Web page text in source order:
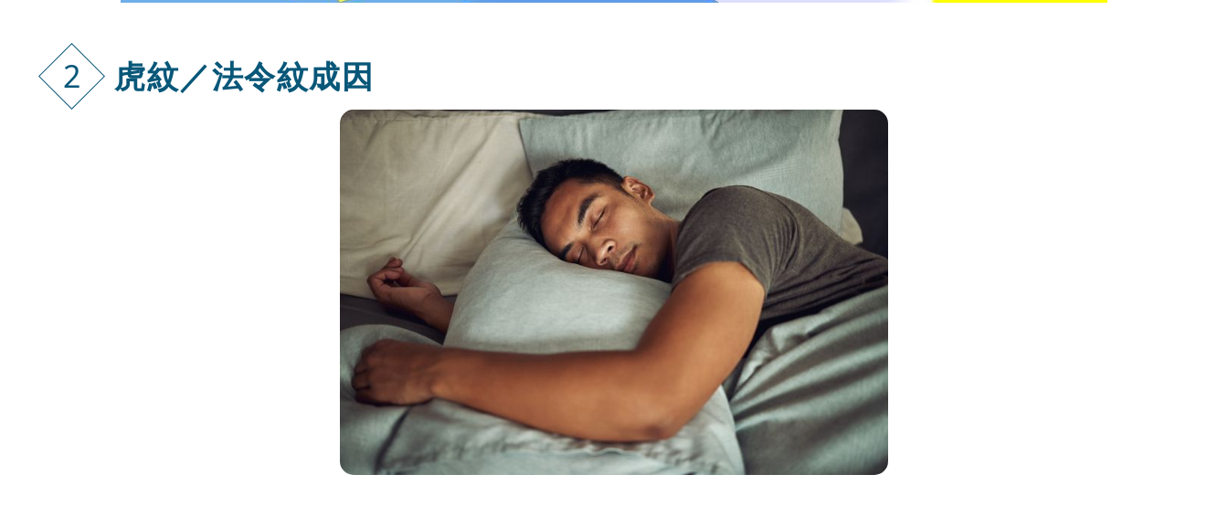
2 虎紋／法令紋成因